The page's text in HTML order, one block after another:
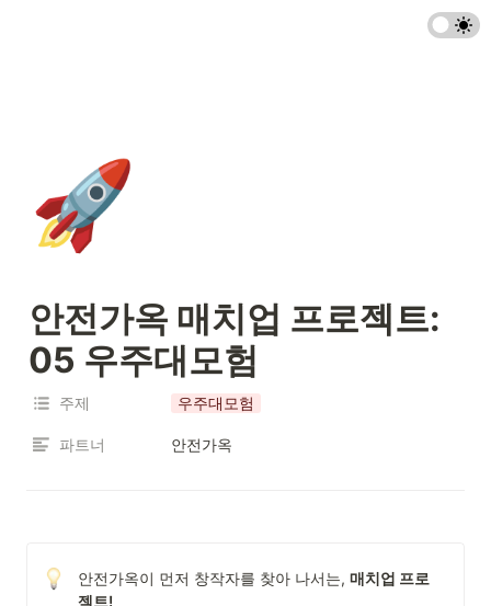
🚀
안전가옥 매치업 프로젝트:
05 우주대모험
주제 우주대모험
파트너 안전가옥
안전가옥이 먼저 창작자를 찾아 나서는, 매치업 프로